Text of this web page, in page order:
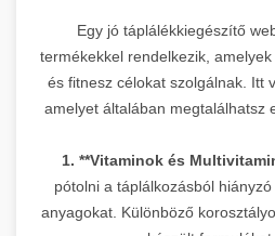
Egy jó táplálékkiegészítő
termékekkel rendelkezik,
és fitnesz célokat szolgálnak. Itt
amelyet általában megtalálhatsz
1. **Vitaminok és
pótolni a táplálkozásból
anyagokat. Különböző